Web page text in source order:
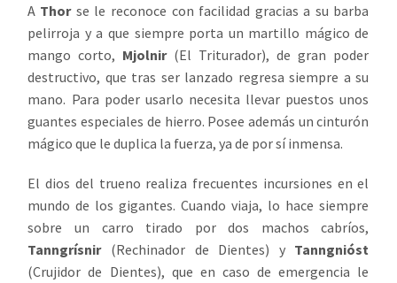
A Thorse le reconoce con facilidad gracias a su barba
pelirroja y a que siempre porta un martillo mágico de
mango corto, Mjolnir(El Triturador), de gran poder
destructivo, que tras ser lanzado regresa siempre a su
mano. Para poder usarlo necesita llevar puestos unos
guantes especiales de hierro. Posee además un cinturón
mágico que le duplica la fuerza, ya de por sí inmensa.
El dios del trueno realiza frecuentes incursiones en el
mundo de los gigantes. Cuando viaja, lo hace siempre
sobre un carro tirado por dos machos cabríos,
Tanngrísnir(Rechinador de Dientes) y Tanngnióst
(Crujidor de Dientes), que en caso de emergencia le